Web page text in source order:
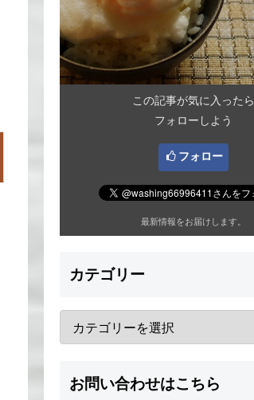
この記事が気に入ったら
フォローしよう
フォロー
最新情報をお届けします。
カテゴリー
お問い合わせはこちら